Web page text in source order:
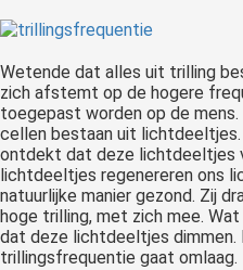
Wetende dat alles uit trilling
zich afstemt op de hogere
toegepast worden op de
cellen bestaan uit
ontdekt dat deze lichtdeeltjes
lichtdeeltjes regenereren ons
natuurlijke manier gezond. Zij
hoge trilling, met zich mee.
dat deze lichtdeeltjes dimmen.
trillingsfrequentie gaat omlaag.